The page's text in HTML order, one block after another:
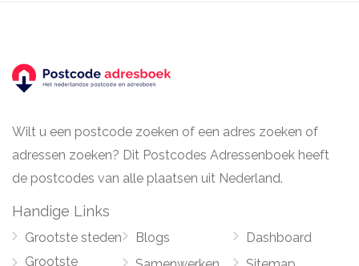
Wilt u een postcode zoeken of een adres zoeken of
adressen zoeken? Dit Postcodes Adressenboek heeft
de postcodes van alle plaatsen uit Nederland.
Handige Links
Grootste steden
Grootste
Blogs
Dashboard